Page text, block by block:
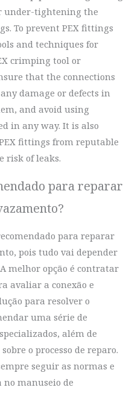
under-tightening the
To prevent PEX fittings
and techniques for
crimping tool or
that the connections
damage or defects in
and avoid using
in any way. It is also
fittings from reputable
risk of leaks.
para reparar
para reparar
pois tudo vai depender
melhor opção é contratar
avaliar a conexão e
para resolver o
uma série de
além de
o processo de reparo.
seguir as normas e
no manuseio de